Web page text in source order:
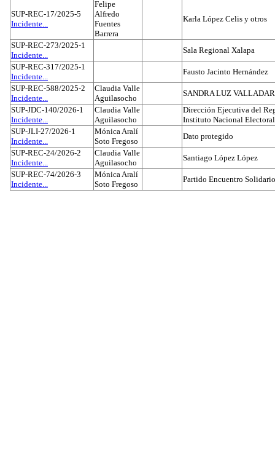
SUP-REC-17/2025-5
Incidente...
Felipe
Alfredo
Fuentes
Barrera
Karla López Celis y otros
SUP-REC-273/2025-1
Incidente...
Sala Regional Xalapa
SUP-REC-317/2025-1
Incidente...
Fausto Jacinto Hernández
SUP-REC-588/2025-2
Incidente...
Claudia Valle
Aguilasocho
SANDRA LUZ
SUP-JDC-140/2026-1
Incidente...
Claudia Valle
Aguilasocho
Dirección Ejecutiva del
Instituto Nacional Electoral
SUP-JLI-27/2026-1
Incidente...
Mónica Aralí
Soto Fregoso
Dato protegido
SUP-REC-24/2026-2
Incidente...
Claudia Valle
Aguilasocho
Santiago López López
SUP-REC-74/2026-3
Incidente...
Mónica Aralí
Soto Fregoso
Partido Encuentro